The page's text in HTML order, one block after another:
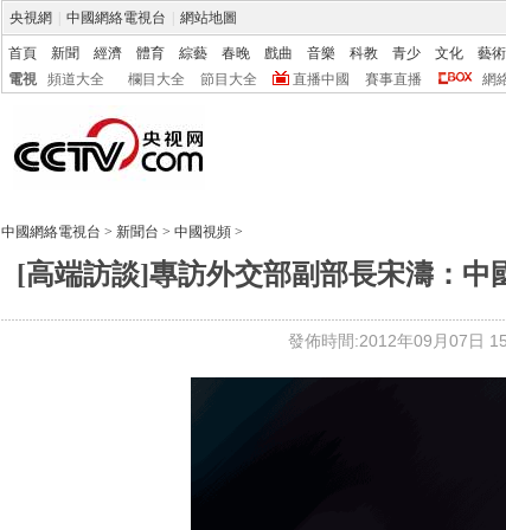
央視網 中國網絡電視台 網站地圖
首頁 新聞 經濟 體育 綜藝 春晚 戲曲 音樂 科教 青少 文化 藝術
電視
頻道大全 欄目大全 節目大全 直播中國 賽事直播 網
中國網絡電視台 > 新聞台 > 中國視頻 >
[高端訪談]專訪外交部副部長宋濤：中
發佈時間:2012年09月07日